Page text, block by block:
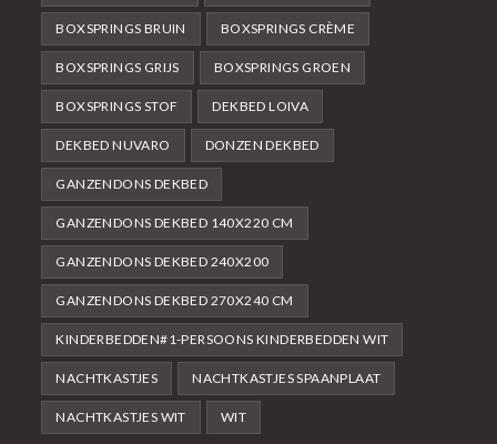
BOXSPRINGS BRUIN BOXSPRINGS CRÈME
BOXSPRINGS GRIJS BOXSPRINGS GROEN
BOXSPRINGS STOF DEKBED LOIVA
DEKBED NUVARO DONZEN DEKBED
GANZENDONS DEKBED
GANZENDONS DEKBED 140X220 CM
GANZENDONS DEKBED 240X200
GANZENDONS DEKBED 270X240 CM
KINDERBEDDEN#1-PERSOONS KINDERBEDDEN WIT
NACHTKASTJES NACHTKASTJES SPAANPLAAT
NACHTKASTJES WIT WIT